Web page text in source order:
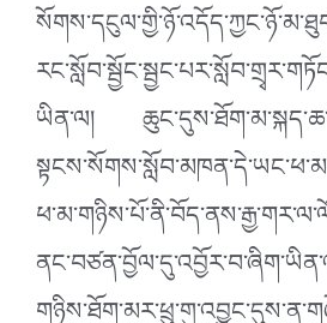
ཡིན་ལ།